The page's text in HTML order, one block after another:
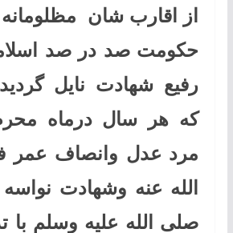
از اقارب شان مظلومانه
حکومت صد در صد
رفیع شهادت نایل
که هر سال درماه
مرد عدل وانصاف عمر
‌الله عنه وشهادت نواسه
صلی ‌الله ‌عليه ‌وسلم با